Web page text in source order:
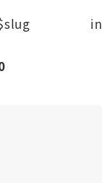
in